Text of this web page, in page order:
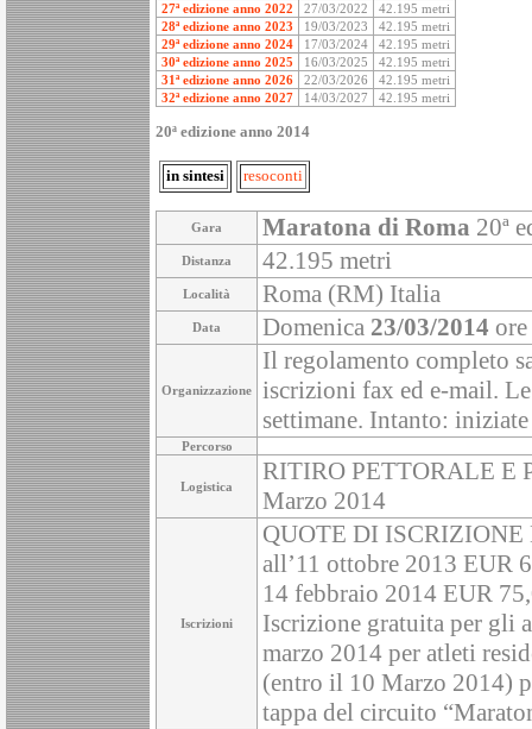
27ª edizione anno 2022
27/03/2022
42.195 metri
28ª edizione anno 2023
19/03/2023
42.195 metri
29ª edizione anno 2024
17/03/2024
42.195 metri
30ª edizione anno 2025
16/03/2025
42.195 metri
31ª edizione anno 2026
22/03/2026
42.195 metri
32ª edizione anno 2027
14/03/2027 42.195 metri
20ª edizione anno 2014
in sintesi resoconti
Gara Maratona di Roma 20ª
Distanza 42.195 metri
Località Roma (RM) Italia
Data Domenica 23/03/2014
Organizzazione
Il regolamento completo
iscrizioni fax ed e-mail.
settimane. Intanto:
Percorso
Logistica
RITIRO PETTORALE E
Marzo 2014
Iscrizioni
QUOTE DI
all’11 ottobre 2013 EUR
14 febbraio 2014 EUR
Iscrizione gratuita per gli
marzo 2014 per atleti
(entro il 10 Marzo 2014)
tappa del circuito